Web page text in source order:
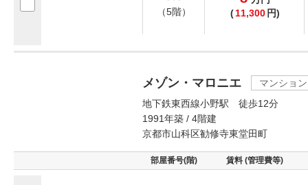
（5階）
( 11,300 円)
メゾン・マロニエ
マンション
地下鉄東西線小野駅 徒歩12分
1991年築 / 4階建
京都市山科区勧修寺東堂田町
部屋番号(階) 賃料 (管理費等)